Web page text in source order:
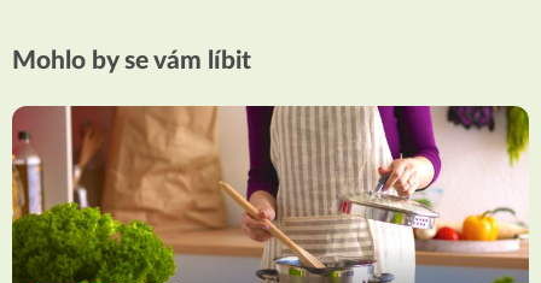
Mohlo by se vám líbit